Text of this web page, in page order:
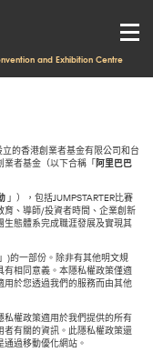
and Exhibition Centre
的香港創業者基金有限公司和台
業者基金（以下合稱「阿里巴巴
」），包括JUMPSTARTER比賽
育、導師/投資者時間、企業創新
態體系完成職涯發展及實現其
」)的一部份。除非有其他明文規
相同意義。本隱私權政策僅適
用於您透過我們的服務而由其他
權政策適用於我們提供的所有
有關的資訊。此隱私權政策還
過移動優化網站。